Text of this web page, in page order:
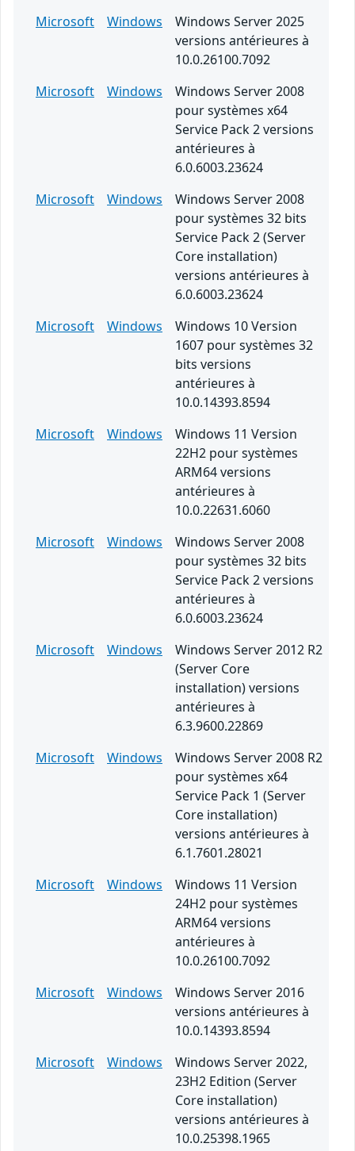
Microsoft
Windows
Windows Server 2025
versions antérieures à
10.0.26100.7092
Microsoft
Windows
Windows Server 2008
pour systèmes x64
Service Pack 2 versions
antérieures à
6.0.6003.23624
Microsoft
Windows
Windows Server 2008
pour systèmes 32 bits
Service Pack 2 (Server
Core installation)
versions antérieures à
6.0.6003.23624
Microsoft
Windows
Windows 10 Version
1607 pour systèmes 32
bits versions
antérieures à
10.0.14393.8594
Microsoft
Windows
Windows 11 Version
22H2 pour systèmes
ARM64 versions
antérieures à
10.0.22631.6060
Microsoft
Windows
Windows Server 2008
pour systèmes 32 bits
Service Pack 2 versions
antérieures à
6.0.6003.23624
Microsoft
Windows
Windows Server 2012 R2
(Server Core
installation) versions
antérieures à
6.3.9600.22869
Microsoft
Windows
Windows Server 2008 R2
pour systèmes x64
Service Pack 1 (Server
Core installation)
versions antérieures à
6.1.7601.28021
Microsoft
Windows
Windows 11 Version
24H2 pour systèmes
ARM64 versions
antérieures à
10.0.26100.7092
Microsoft
Windows
Windows Server 2016
versions antérieures à
10.0.14393.8594
Microsoft
Windows
Windows Server 2022,
23H2 Edition (Server
Core installation)
versions antérieures à
10.0.25398.1965